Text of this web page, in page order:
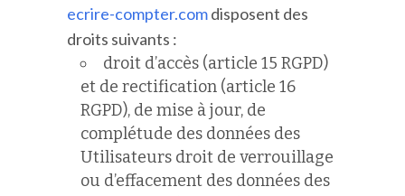
ecrire-compter.comdisposent des
droits suivants :
droit d’accès (article 15 RGPD)
et de rectification (article 16
RGPD), de mise à jour, de
complétude des données des
Utilisateurs droit de verrouillage
ou d’effacement des données des